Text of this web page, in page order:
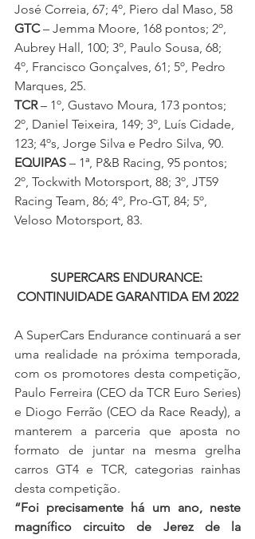
José Correia, 67; 4º, Piero dal Maso, 58
GTC – Jemma Moore, 168 pontos; 2º,
Aubrey Hall, 100; 3º, Paulo Sousa, 68;
4º, Francisco Gonçalves, 61; 5º, Pedro
Marques, 25.
TCR – 1º, Gustavo Moura, 173 pontos;
2º, Daniel Teixeira, 149; 3º, Luís Cidade,
123; 4ºs, Jorge Silva e Pedro Silva, 90.
EQUIPAS – 1ª, P&B Racing, 95 pontos;
2º, Tockwith Motorsport, 88; 3º, JT59
Racing Team, 86; 4º, Pro-GT, 84; 5º,
Veloso Motorsport, 83.
SUPERCARS ENDURANCE:
CONTINUIDADE GARANTIDA EM 2022
A SuperCars Endurance continuará a ser
uma realidade na próxima temporada,
com os promotores desta competição,
Paulo Ferreira (CEO da TCR Euro Series)
e Diogo Ferrão (CEO da Race Ready), a
manterem a parceria que aposta no
formato de juntar na mesma grelha
carros GT4 e TCR, categorias rainhas
desta competição.
“Foi precisamente há um ano, neste
magnífico circuito de Jerez de la